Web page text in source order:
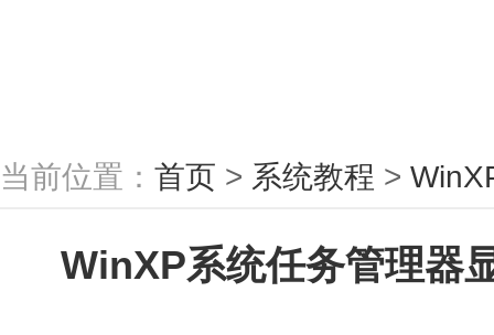
当前位置： 首页 > 系统教程 >
WinXP系统任务管理器